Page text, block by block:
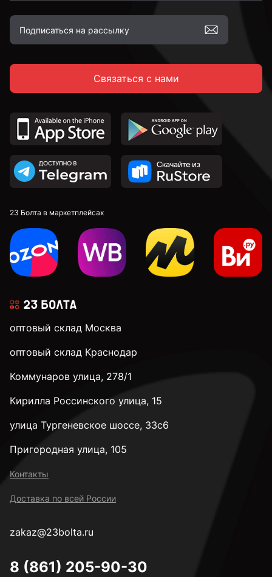
М4
М5.5
М6
М8
М10
М16
М20
Связаться с нами
23 Болта в маркетплейсах
оптовый склад Москва
оптовый склад Краснодар
Коммунаров улица, 278/1
Кирилла Россинского улица, 15
улица Тургеневское шоссе, 33с6
Пригородная улица, 105
Контакты
Доставка по всей России
zakaz@23bolta.ru
8 (861) 205-90-30